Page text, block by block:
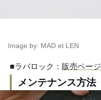
Image by: MAD et LEN
■ラバロック： 販売ページ
メンテナンス方法